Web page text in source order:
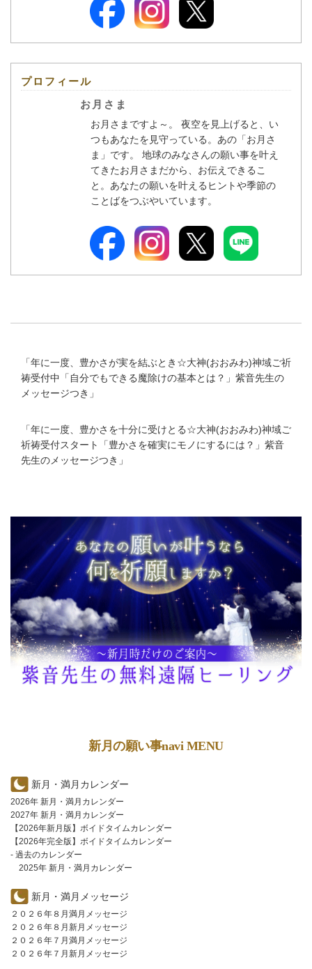
プロフィール
お月さま
お月さまですよ～。 夜空を見上げると、い
つもあなたを見守っている。あの「お月さ
ま」です。 地球のみなさんの願い事を叶え
てきたお月さまだから、お伝えできるこ
と。あなたの願いを叶えるヒントや季節の
ことばをつぶやいています。
「年に一度、豊かさが実を結ぶとき☆大神(おおみわ)神域ご祈
祷受付中「自分でもできる魔除けの基本とは？」紫音先生の
メッセージつき 」
「年に一度、豊かさを十分に受けとる☆大神(おおみわ)神域ご
祈祷受付スタート「豊かさを確実にモノにするには？」紫音
先生のメッセージつき 」
新月の願い事navi MENU
新月・満月カレンダー
2026年 新月・満月カレンダー
2027年 新月・満月カレンダー
【2026年新月版】ボイドタイムカレンダー
【2026年完全版】ボイドタイムカレンダー
- 過去のカレンダー
2025年 新月・満月カレンダー
新月・満月メッセージ
２０２６年８月満月メッセージ
２０２６年８月新月メッセージ
２０２６年７月満月メッセージ
２０２６年７月新月メッセージ